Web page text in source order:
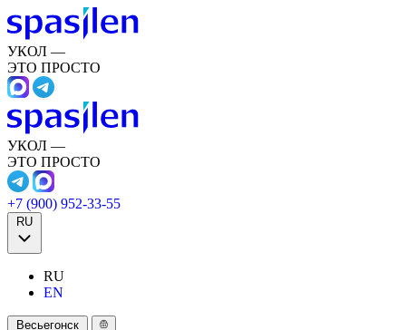
УКОЛ —
ЭТО ПРОСТО
УКОЛ —
ЭТО ПРОСТО
+7 (900) 952-33-55
RU
RU
EN
Весьегонск